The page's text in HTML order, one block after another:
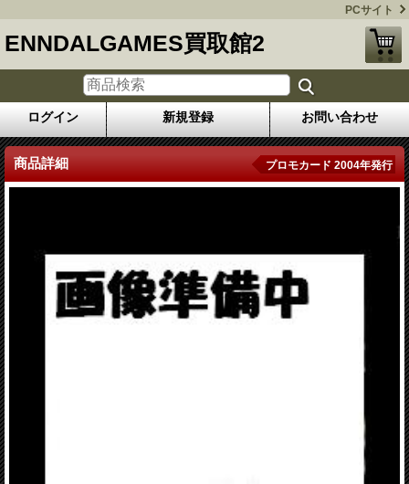
PCサイト
ENNDALGAMES買取館2
ログイン 新規登録 お問い合わせ
商品詳細 プロモカード 2004年発行